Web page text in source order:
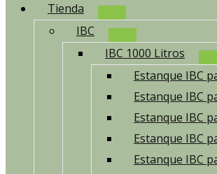
Tienda
IBC
IBC 1000 Litros
Estanque IBC
Estanque IBC
Estanque IBC
Estanque IBC
Estanque IBC